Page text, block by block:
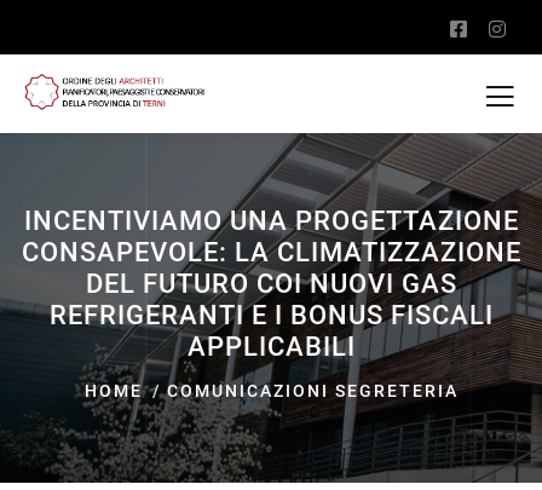
INCENTIVIAMO UNA PROGETTAZIONE
CONSAPEVOLE: LA CLIMATIZZAZIONE
DEL FUTURO COI NUOVI GAS
REFRIGERANTI E I BONUS FISCALI
APPLICABILI
HOME COMUNICAZIONI SEGRETERIA